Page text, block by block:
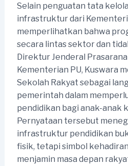
Selain penguatan tata
infrastruktur dari
memperlihatkan bahwa
secara lintas sektor dan
Direktur Jenderal
Kementerian PU, Kuswara
Sekolah Rakyat sebagai
pemerintah dalam
pendidikan bagi anak-anak
Pernyataan tersebut
infrastruktur pendidikan
fisik, tetapi simbol
menjamin masa depan